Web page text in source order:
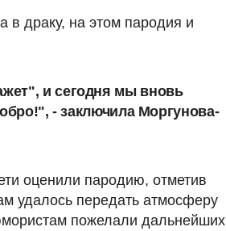
в драку, на этом пародия и
и сегодня мы вновь
- заключила Моргунова-
оценили пародию, отметив
удалось передать атмосферу
пожелали дальнейших